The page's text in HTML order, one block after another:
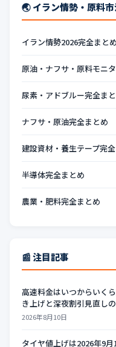
🌏 イラン情勢・原料
イラン情勢2026完全まとめ
原油・ナフサ・原料モニ
尿素・アドブルー完全ま
ナフサ・原油完全まとめ
建設資材・養生テープ完
半導体完全まとめ
農業・肥料完全まとめ
📰 注目記事
高速料金はいつからいく
き上げと深夜割引見直し
2026年8月10日
タイヤ値上げは2026年9